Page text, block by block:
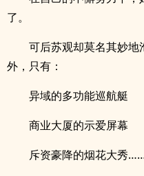
了。
可后苏观却莫名其妙
外，只有：
异域的多功能巡航艇
商业大厦的示爱屏幕
斥资豪降的烟花大秀